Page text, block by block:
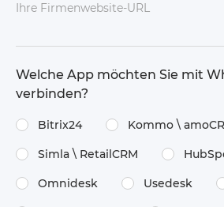
Ihre Firmenwebsite-URL
Welche App möchten Sie mit
verbinden?
Bitrix24 Kommo \​
Simla \​ RetailCRM
Omnidesk Usedesk